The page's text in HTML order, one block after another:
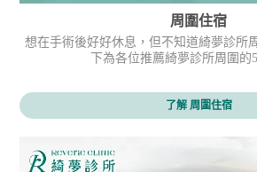
周圍住宿
想在手術後好好休息，但不知道綺夢診所
下為各位推薦綺夢診所周圍的
了解 周圍住宿